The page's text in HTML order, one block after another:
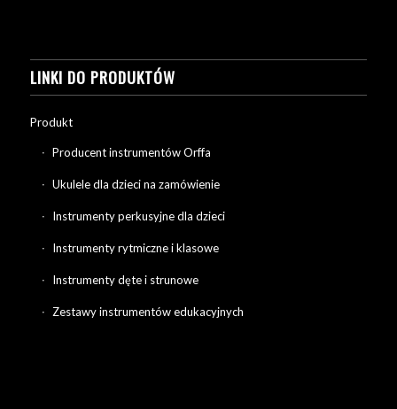
LINKI DO PRODUKTÓW
Produkt
Producent instrumentów Orffa
Ukulele dla dzieci na zamówienie
Instrumenty perkusyjne dla dzieci
Instrumenty rytmiczne i klasowe
Instrumenty dęte i strunowe
Zestawy instrumentów edukacyjnych